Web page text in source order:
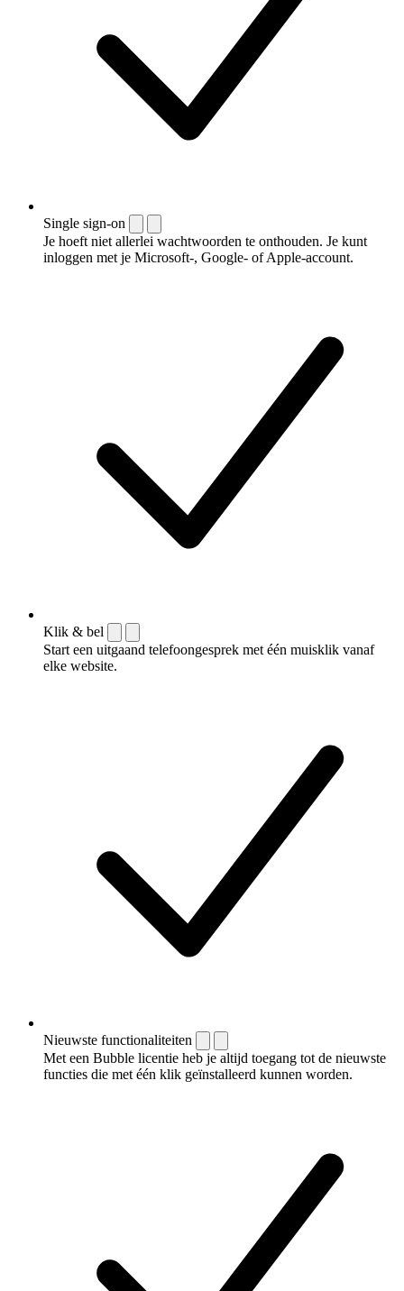
Single sign-on
Je hoeft niet allerlei wachtwoorden te onthouden. Je kunt
inloggen met je Microsoft-, Google- of Apple-account.
Klik & bel
Start een uitgaand telefoongesprek met één muisklik vanaf
elke website.
Nieuwste functionaliteiten
Met een Bubble licentie heb je altijd toegang tot de nieuwste
functies die met één klik geïnstalleerd kunnen worden.